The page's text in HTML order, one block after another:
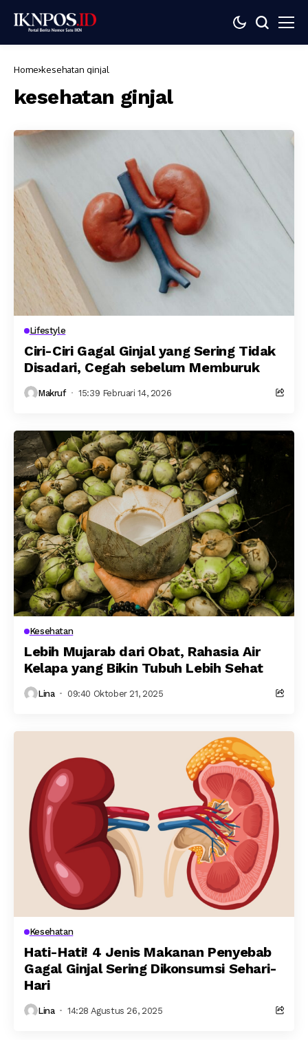
Home kesehatan ginjal
kesehatan ginjal
Lifestyle
Ciri-Ciri Gagal Ginjal yang Sering Tidak
Disadari, Cegah sebelum Memburuk
Makruf 15:39 Februari 14, 2026
Kesehatan
Lebih Mujarab dari Obat, Rahasia Air
Kelapa yang Bikin Tubuh Lebih Sehat
Lina 09:40 Oktober 21, 2025
Kesehatan
Hati-Hati! 4 Jenis Makanan Penyebab
Gagal Ginjal Sering Dikonsumsi Sehari-
Hari
Lina 14:28 Agustus 26, 2025